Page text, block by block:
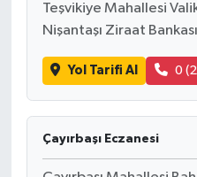
Teşvikiye Mahallesi
Nişantaşı Ziraat Bankası
Yol Tarifi Al 0
Çayırbaşı Eczanesi